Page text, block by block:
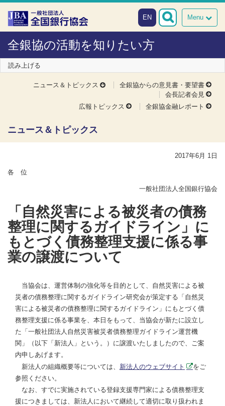
本文へスキップ
障がい者向け相談窓口
Menu
EN
全銀協の活動を知りたい方
読み上げる
ニュース＆トピックス
全銀協からの意見書・要望書
会長記者会見
広報トピックス
全銀協金融レポート
ニュース＆トピックス
2017年6月 1日
各 位
一般社団法人全国銀行協会
「自然災害による被災者の債務
整理に関するガイドライン」に
もとづく債務整理支援に係る事
業の譲渡について
当協会は、運営体制の強化等を目的として、自然災害による被
災者の債務整理に関するガイドライン研究会が策定する「自然災
害による被災者の債務整理に関するガイドライン」にもとづく債
務整理支援に係る事業を、本日をもって、当協会が新たに設立し
た「一般社団法人自然災害被災者債務整理ガイドライン運営機
関」（以下「新法人」という。）に譲渡いたしましたので、ご案
内申しあげます。
新法人の組織概要等については、 新法人のウェブサイト
をご
参照ください。
なお、すでに実施されている登録支援専門家による債務整理支
援につきましては、新法人において継続して適切に取り扱われま